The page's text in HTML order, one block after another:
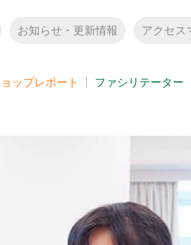
お知らせ・更新情報 アクセス
ップレポート ファシリテーター